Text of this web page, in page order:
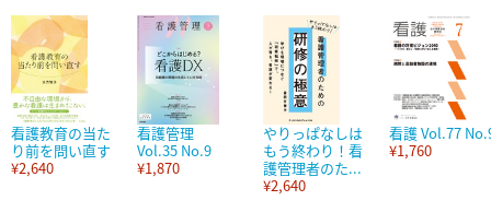
看護教育の当た
り前を問い直す
¥2,640
看護管理
Vol.35 No.9
¥1,870
やりっぱなしは
もう終わり！看
護管理者のた...
¥2,640
看護 Vol.77
¥1,760